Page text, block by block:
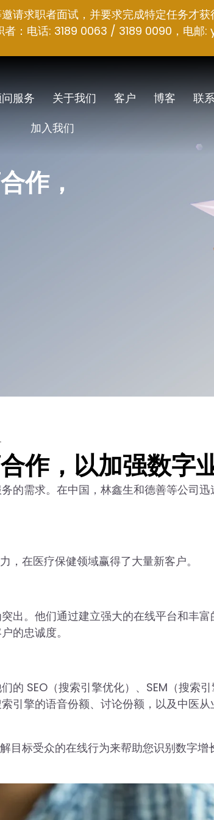
求职者面试，并要求完成特定任务才
：电话: 3189 0063 / 3189 0090，电邮:
服务 关于我们 客户 博客 联
加入我们
作，
作，以加强数字
的需求。在中国，林鑫生和德善等公司迅
在医疗保健领域赢得了大量新客户。
出。他们通过建立强大的在线平台和丰富
的忠诚度。
SEO（搜索引擎优化）、SEM（搜索引
引擎的语音份额、讨论份额，以及中医从
目标受众的在线行为来帮助您识别数字增